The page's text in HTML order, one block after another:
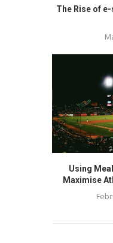
The Rise of
Using
Maximise